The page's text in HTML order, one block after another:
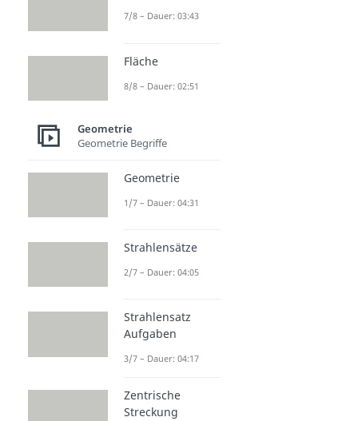
7/8 – Dauer: 03:43
Fläche
8/8 – Dauer: 02:51
Geometrie
Geometrie Begriffe
Geometrie
1/7 – Dauer: 04:31
Strahlensätze
2/7 – Dauer: 04:05
Strahlensatz
Aufgaben
3/7 – Dauer: 04:17
Zentrische
Streckung